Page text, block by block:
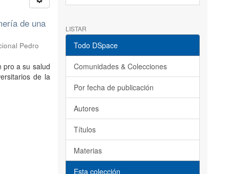
de una
Pedro
pro a su salud
de la
LISTAR
Todo DSpace
Comunidades & Colecciones
Por fecha de publicación
Autores
Títulos
Materias
Esta colección